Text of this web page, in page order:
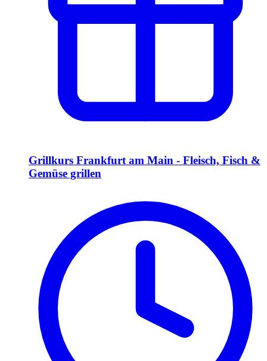
Grillkurs Frankfurt am Main - Fleisch, Fisch &
Gemüse grillen